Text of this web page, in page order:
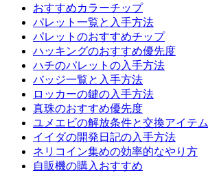
おすすめカラーチップ
パレット一覧と入手方法
パレットのおすすめチップ
ハッキングのおすすめ優先度
ハチのパレットの入手方法
バッジ一覧と入手方法
ロッカーの鍵の入手方法
真珠のおすすめ優先度
ユメエビの解放条件と交換アイテム
イイダの開発日記の入手方法
ネリコイン集めの効率的なやり方
自販機の購入おすすめ